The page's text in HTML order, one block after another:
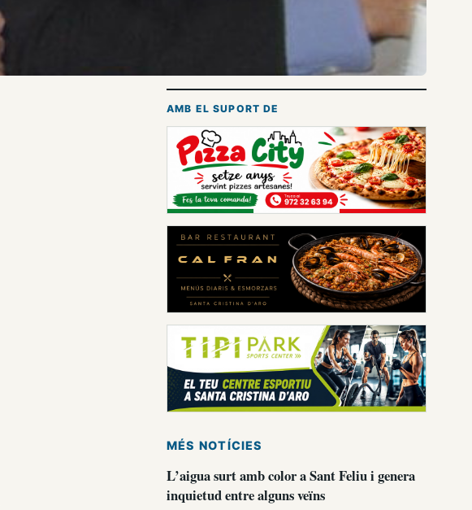
AMB EL SUPORT DE
MÉS NOTÍCIES
L’aigua surt amb color a Sant Feliu i genera
inquietud entre alguns veïns